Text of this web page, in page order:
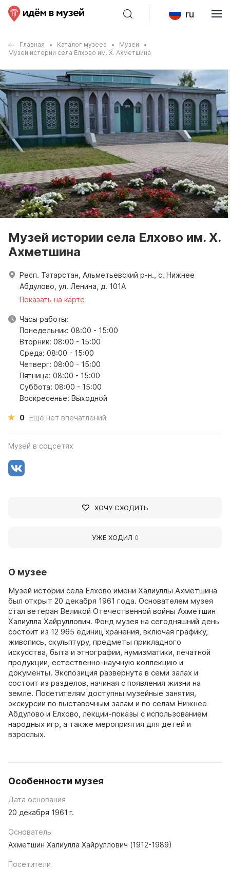
ru
Главная Каталог музеев
Музеи
Музей истории села Елхово им. Х. Ахметшина
О музее
Музей истории села Елхово имени Халиуллы Ахметшина
был открыт 20 декабря 1961 года. Основателем музея
стал ветеран Великой Отечественной войны Ахметшин
Халиулла Хайруллович. Фонд музея на сегодняшний день
состоит из 12 965 единиц хранения, включая графику,
живопись, скульптуру, предметы прикладного
искусства, быта и этнографии, нумизматики, печатной
продукции, естественно-научную коллекцию и
документы. Экспозиция развернута в семи залах и
состоит из разделов, начиная с появления жизни на
земле. Посетителям доступны музейные занятия,
экскурсии по выставочным залам и по селам Нижнее
Абдулово и Елхово, лекции-показы с использованием
народных игр, а также мероприятия для детей и
взрослых.
Особенности музея
Дата основания
20 декабря 1961 г.
Основатель
Ахметшин Халиулла Хайруллович (1912-1989)
Посетители
Музей истории села Елхово им. Х.
Ахметшина
Респ. Татарстан, Альметьевский р-н., с. Нижнее
Абдулово, ул. Ленина, д. 101А
Показать на карте
Часы работы:
Понедельник: 08:00 - 15:00
Вторник: 08:00 - 15:00
Среда: 08:00 - 15:00
Четверг: 08:00 - 15:00
Пятница: 08:00 - 15:00
Суббота: 08:00 - 15:00
Воскресенье: Выходной
0 Ещё нет впечатлений
Музей в соцсетях
ХОЧУ СХОДИТЬ
УЖЕ ХОДИЛ 0